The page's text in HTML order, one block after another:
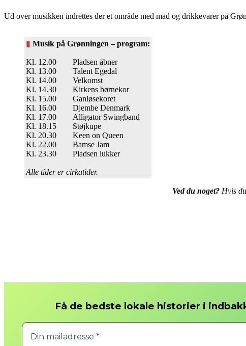
Ud over musikken indrettes der et område med mad og drikkevarer på
▮ Musik på Grønningen – program:
Kl. 12.00 Pladsen åbner
Kl. 13.00 Talent Egedal
Kl. 14.00 Velkomst
Kl. 14.30 Kirkens børnekor
Kl. 15.00 Ganløsekoret
Kl. 16.00 Djembe Denmark
Kl. 17.00 Alligator Swingband
Kl. 18.15 Støjkupe
Kl. 20.30 Keen on Queen
Kl. 22.00 Bamse Jam
Kl. 23.30 Pladsen lukker
Alle tider er cirkatider.
Ved du noget? Hvis
Få de bedste lokale historier i